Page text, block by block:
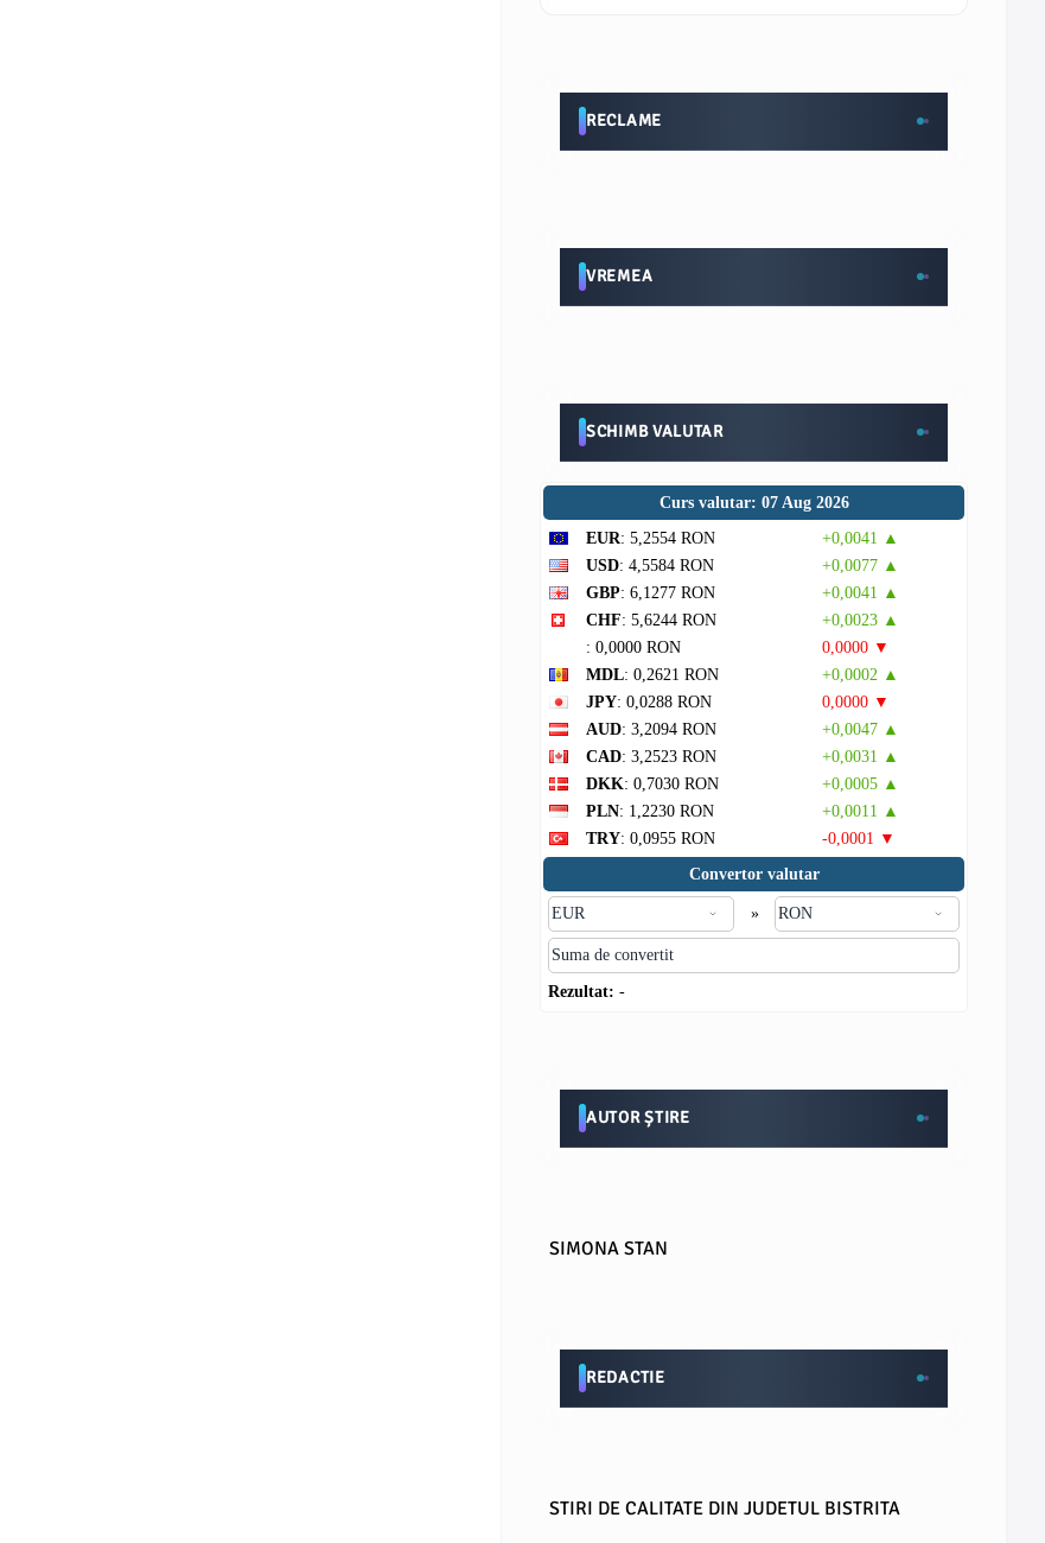
RECLAME
VREMEA
SCHIMB VALUTAR
Curs valutar: 07 Aug 2026
EUR: 5,2554 RON
+0,0041 ▲
USD: 4,5584 RON
+0,0077 ▲
GBP: 6,1277 RON
+0,0041 ▲
CHF: 5,6244 RON
+0,0023 ▲
: 0,0000 RON
0,0000 ▼
MDL: 0,2621 RON
+0,0002 ▲
JPY: 0,0288 RON
0,0000 ▼
AUD: 3,2094 RON
+0,0047 ▲
CAD: 3,2523 RON
+0,0031 ▲
DKK: 0,7030 RON
+0,0005 ▲
PLN: 1,2230 RON
+0,0011 ▲
TRY: 0,0955 RON
-0,0001 ▼
Convertor valutar
»
Rezultat: -
AUTOR ȘTIRE
SIMONA STAN
REDACTIE
STIRI DE CALITATE DIN JUDETUL BISTRITA